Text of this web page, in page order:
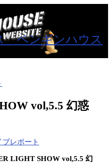
ペンギンハウス
vol,5.5 幻惑
レポート
LIGHT SHOW vol,5.5 幻